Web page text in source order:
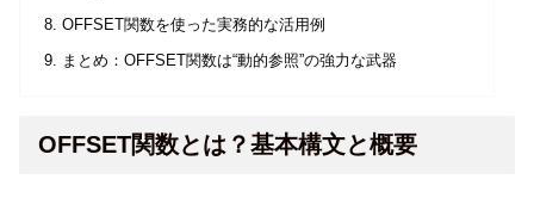
OFFSET関数を使った実務的な活用例
まとめ：OFFSET関数は“動的参照”の強力な武器
OFFSET関数とは？基本構文と概要